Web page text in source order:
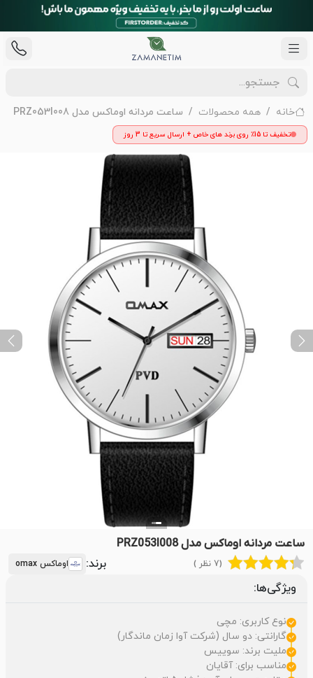
خانه همه محصولات ساعت مردانه اوماکس مدل PRZ053I008
تخفیف تا 15٪ روی برند های خاص + ارسال سریع تا 3 روز
Previous
ساعت مردانه اوماکس مدل PRZ053I008
(7 نظر ) برند: اوماکس omax
ویژگی‌ها:
نوع کاربری: مچی
گارانتی: دو سال (شرکت آوا زمان ماندگار)
ملیت برند: سوییس
مناسب برای: آقایان